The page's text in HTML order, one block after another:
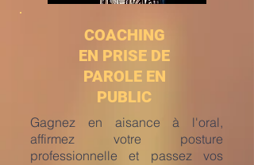
COACHING
EN PRISE DE
PAROLE EN
PUBLIC
Gagnez en aisance à l'oral,
affirmez votre posture
professionnelle et passez vos